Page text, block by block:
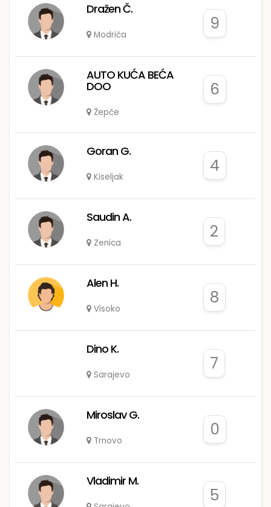
Dražen Č.
Modriča
9
AUTO KUĆA BEĆA
DOO
Žepče
6
Goran G.
Kiseljak
4
Saudin A.
Zenica
2
Alen H.
Visoko
8
Dino K.
Sarajevo
7
Miroslav G.
Trnovo
0
Vladimir M.
5